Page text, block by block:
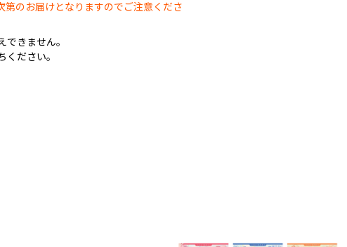
のお届けとなりますのでご注意くださ
きません。
ください。